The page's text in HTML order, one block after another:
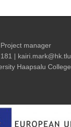
manager
|
Haapsalu College